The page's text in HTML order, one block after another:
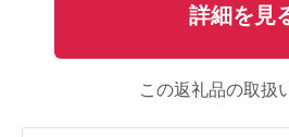
詳細を見
この返礼品の取扱